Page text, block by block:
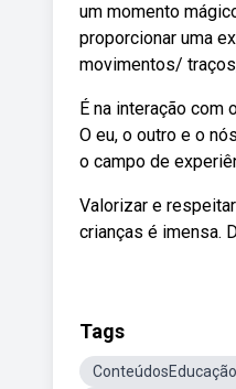
um momento
proporcionar uma
movimentos/
É na interação com
O eu, o outro e o
o campo de
Valorizar e
crianças é imensa.
Tags